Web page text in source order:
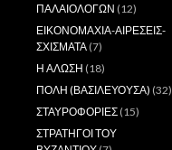
ΠΑΛΑΙΟΛΟΓΩΝ (12)
ΕΙΚΟΝΟΜΑΧΙΑ-ΑΙΡΕΣΕΙΣ-
ΣΧΙΣΜΑΤΑ (7)
Η ΑΛΩΣΗ (18)
ΠΟΛΗ (ΒΑΣΙΛΕΥΟΥΣΑ) (32)
ΣΤΑΥΡΟΦΟΡΙΕΣ (15)
ΣΤΡΑΤΗΓΟΙ ΤΟΥ